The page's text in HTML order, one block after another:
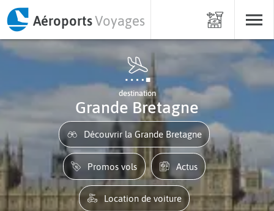
AéroportsVoyages
destination
Grande Bretagne
Découvrir la Grande Bretagne
Promos vols Actus
Location de voiture